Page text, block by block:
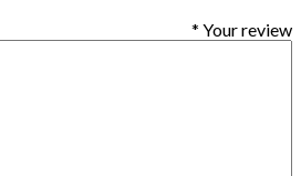
Your review
*